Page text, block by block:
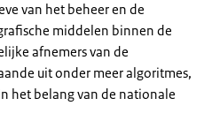
van het beheer en de
middelen binnen de
afnemers van de
uit onder meer algoritmes,
het belang van de nationale